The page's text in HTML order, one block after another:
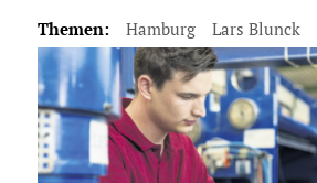
Themen: Hamburg Lars Blunck